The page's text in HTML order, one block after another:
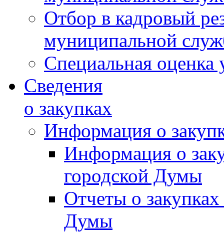
Отбор в кадровый
муниципальной
Специальная оценка
Сведения
о закупках
Информация о
Информация о
городской Думы
Отчеты о
Думы